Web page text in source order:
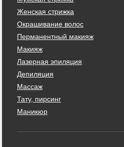
Женская стрижка
Окрашивание волос
Перманентный макияж
Макияж
Лазерная эпиляция
Депиляция
Массаж
Тату, пирсинг
Маникюр